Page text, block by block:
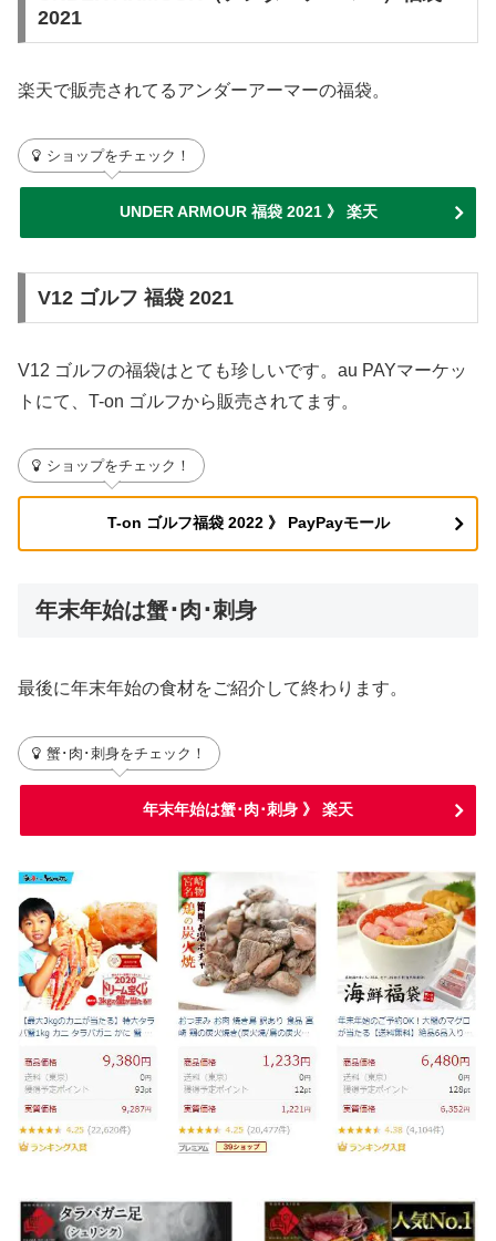
2021
楽天で販売されてるアンダーアーマーの福袋。
ショップをチェック！
UNDER ARMOUR 福袋 2021 》 楽天
V12 ゴルフ 福袋 2021
V12 ゴルフの福袋はとても珍しいです。au PAYマーケッ
トにて、T-on ゴルフから販売されてます。
ショップをチェック！
T-on ゴルフ福袋 2022 》 PayPayモール
年末年始は蟹･肉･刺身
最後に年末年始の食材をご紹介して終わります。
蟹･肉･刺身をチェック！
年末年始は蟹･肉･刺身 》 楽天